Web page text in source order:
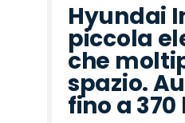
Hyundai
piccola
che
spazio.
fino a 370